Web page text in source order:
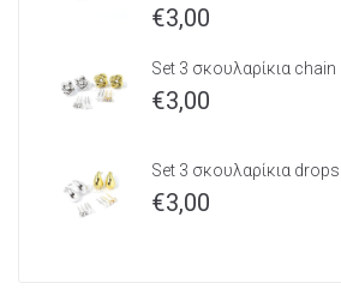
€3,00
Set 3 σκουλαρίκια
€3,00
Set 3 σκουλαρίκια
€3,00